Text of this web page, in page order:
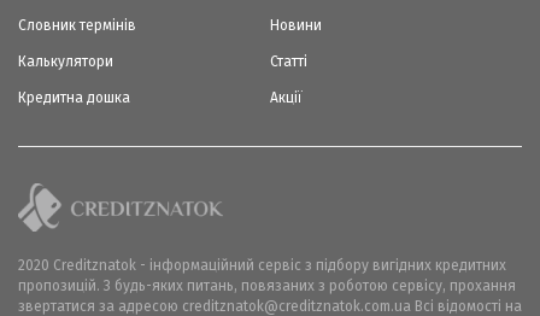
Словник термінів
Калькулятори
Кредитна дошка
Новини
Статті
Акції
2020 Creditznatok - інформаційний сервіс з підбору вигідних кредитних
пропозицій. З будь-яких питань, повязаних з роботою сервісу, прохання
звертатися за адресою creditznatok@creditznatok.com.ua Всі відомості на